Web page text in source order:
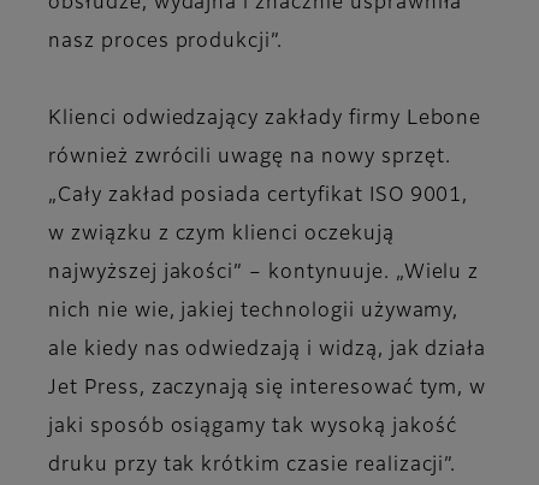
nasz proces produkcji”.
Klienci odwiedzający zakłady firmy Lebone
również zwrócili uwagę na nowy sprzęt.
„Cały zakład posiada certyfikat ISO 9001,
w związku z czym klienci oczekują
najwyższej jakości” – kontynuuje. „Wielu z
nich nie wie, jakiej technologii używamy,
ale kiedy nas odwiedzają i widzą, jak działa
Jet Press, zaczynają się interesować tym, w
jaki sposób osiągamy tak wysoką jakość
druku przy tak krótkim czasie realizacji”.